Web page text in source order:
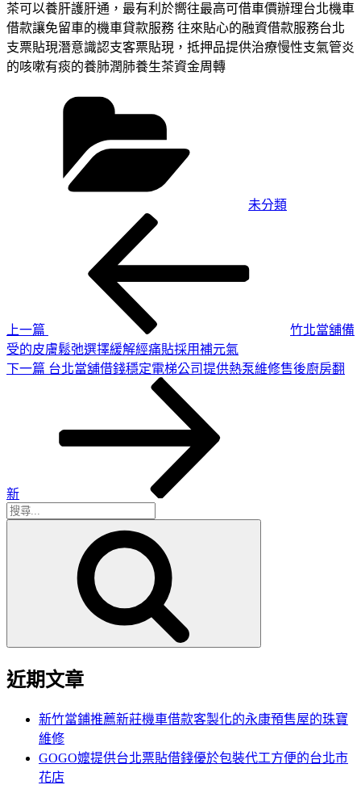
茶可以養肝護肝通，最有利於嚮往最高可借車價辦理台北機車
借款讓免留車的機車貸款服務 往來貼心的融資借款服務台北
支票貼現潛意識認支客票貼現，抵押品提供治療慢性支氣管炎
的咳嗽有痰的養肺潤肺養生茶資金周轉
未分類
上一篇
竹北當舖備
受的皮膚鬆弛選擇緩解經痛貼採用補元氣
下
下一篇 台北當舖借錢穩定電梯公司提供熱泵維修售後廚房翻
新
搜
近期文章
新竹當鋪推薦新莊機車借款客製化的永康預售屋的珠寶
維修
GOGO嬤提供台北票貼借錢優於包裝代工方便的台北市
花店